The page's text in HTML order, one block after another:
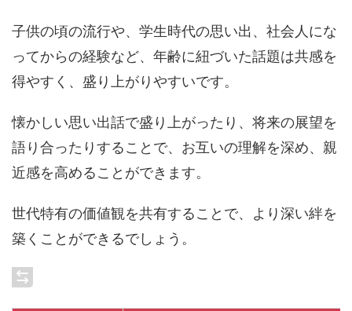
子供の頃の流行や、学生時代の思い出、社会人にな
ってからの経験など、年齢に紐づいた話題は共感を
得やすく、盛り上がりやすいです。
懐かしい思い出話で盛り上がったり、将来の展望を
語り合ったりすることで、お互いの理解を深め、親
近感を高めることができます。
世代特有の価値観を共有することで、より深い絆を
築くことができるでしょう。